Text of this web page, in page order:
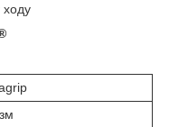
ходу